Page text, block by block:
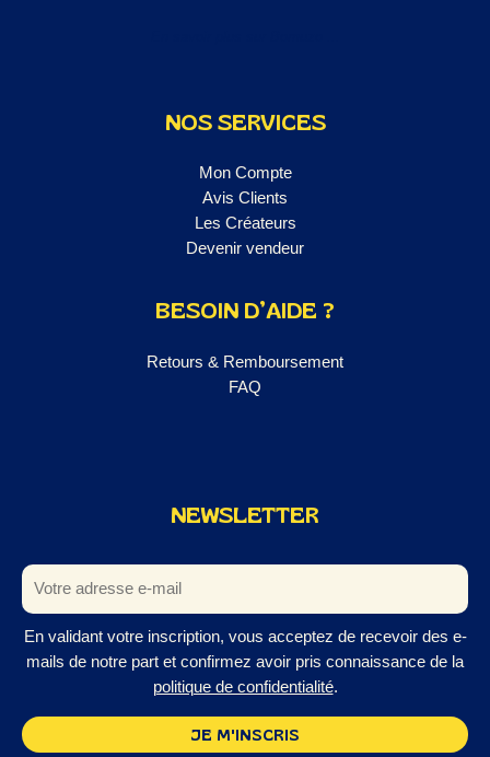
NOS SERVICES
Mon Compte
Avis Clients
Les Créateurs
Devenir vendeur
BESOIN D’AIDE ?
Retours & Remboursement
FAQ
NEWSLETTER
En validant votre inscription, vous acceptez de recevoir des e-
mails de notre part et confirmez avoir pris connaissance de la
politique de confidentialité.